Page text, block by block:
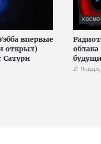
впервые
открыл)
Сатурн
21